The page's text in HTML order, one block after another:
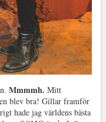
Mmmmh. Mitt
blev bra! Gillar framför
hade jag världens bästa